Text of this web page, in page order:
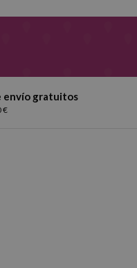
envío gratuitos
€